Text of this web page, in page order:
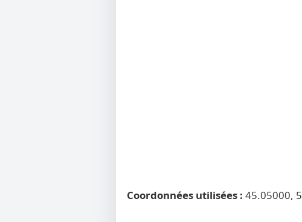
Coordonnées utilisées : 45.05000,